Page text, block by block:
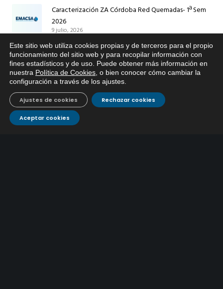
Caracterización ZA Córdoba Red Quemadas- 1ª Sem
2026
9 julio, 2026
Caracterización ZA Córdoba Red Carrera Caballo-1º
Sem 2026
9 julio, 2026
Caracterización ZA Medina Azahara-1º Sem 2026
9 julio, 2026
Este sitio web utiliza cookies propias y de terceros para el propio
funcionamiento del sitio web y para recopilar información con
fines estadísticos y de uso. Puede obtener más información en
nuestra Política de Cookies , o bien conocer cómo cambiar la
configuración a través de los ajustes
Aceptar cookies
Rechazar cookies
Ajustes de cookies
Si tiene cualquier duda sobre
EMACSA, haga click abajo.